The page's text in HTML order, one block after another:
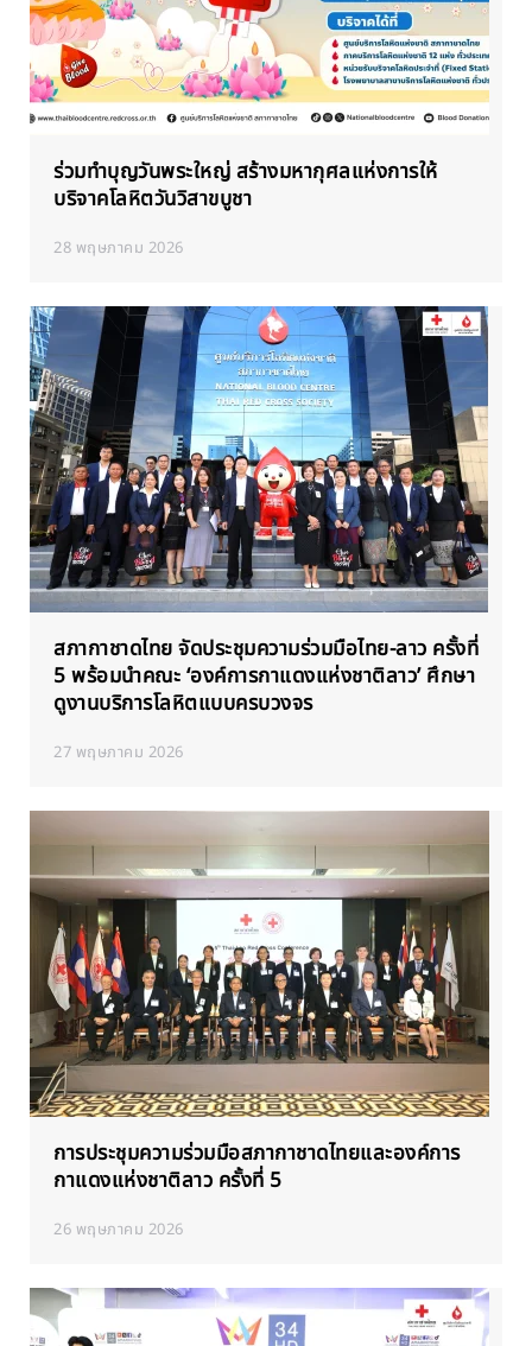
ร่วมทำบุญวันพระใหญ่ สร้างมหากุศลแห่งการให้
บริจาคโลหิตวันวิสาขบูชา
28 พฤษภาคม 2026
สภากาชาดไทย จัดประชุมความร่วมมือไทย-ลาว ครั้งที่
5 พร้อมนำคณะ ‘องค์การกาแดงแห่งชาติลาว’ ศึกษา
ดูงานบริการโลหิตแบบครบวงจร
27 พฤษภาคม 2026
การประชุมความร่วมมือสภากาชาดไทยและองค์การ
กาแดงแห่งชาติลาว ครั้งที่ 5
26 พฤษภาคม 2026